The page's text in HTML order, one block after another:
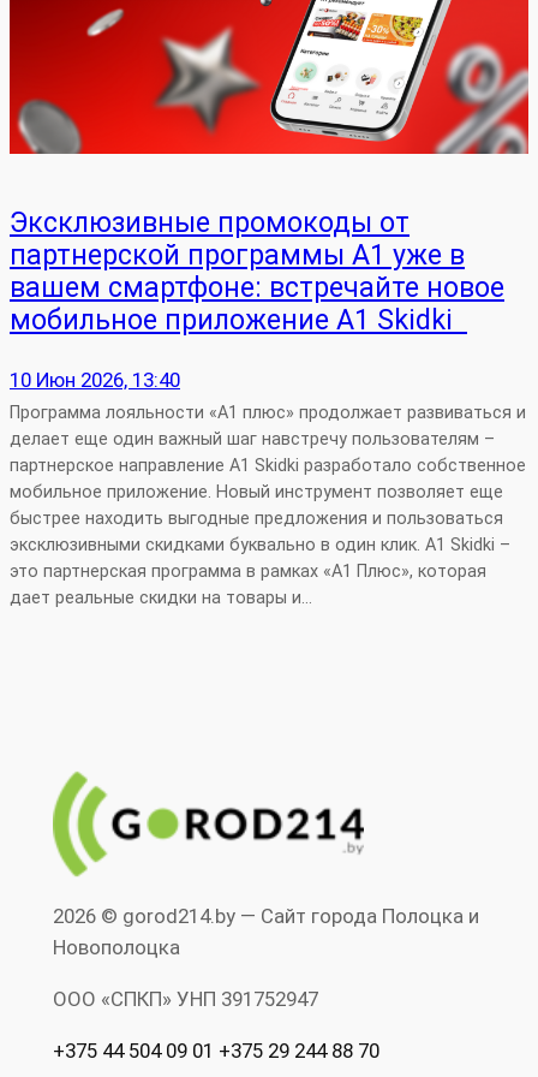
Эксклюзивные промокоды от
партнерской программы А1 уже в
вашем смартфоне: встречайте новое
мобильное приложение А1 Skidki
10 Июн 2026, 13:40
Программа лояльности «А1 плюс» продолжает развиваться и
делает еще один важный шаг навстречу пользователям –
партнерское направление A1 Skidki разработало собственное
мобильное приложение. Новый инструмент позволяет еще
быстрее находить выгодные предложения и пользоваться
эксклюзивными скидками буквально в один клик. A1 Skidki –
это партнерская программа в рамках «А1 Плюс», которая
дает реальные скидки на товары и…
2026 © gorod214.by — Сайт города Полоцка и
Новополоцка
ООО «СПКП» УНП ‎391752947
+375 44 504 09 01 +375 29 244 88 70